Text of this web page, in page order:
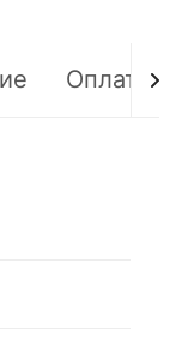
Оплата